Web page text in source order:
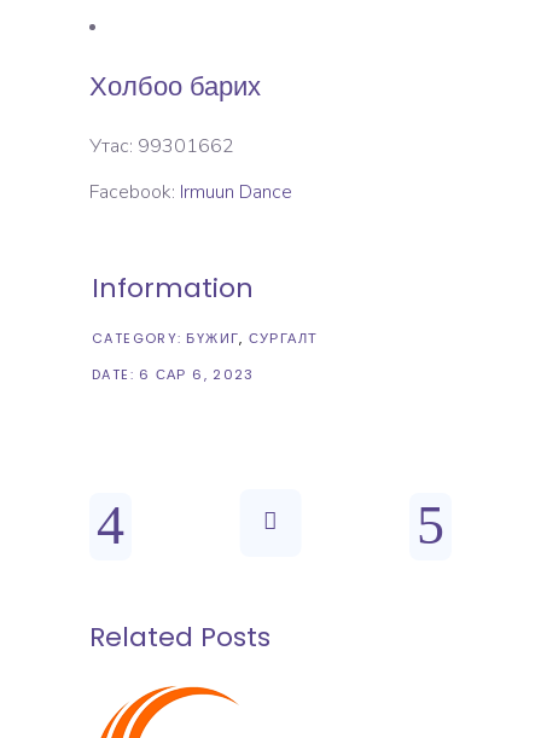
Холбоо барих
Утас: 99301662
Facebook: Irmuun Dance
Information
CATEGORY: БҮЖИГ СУРГАЛТ
DATE: 6 САР 6, 2023
Related Posts